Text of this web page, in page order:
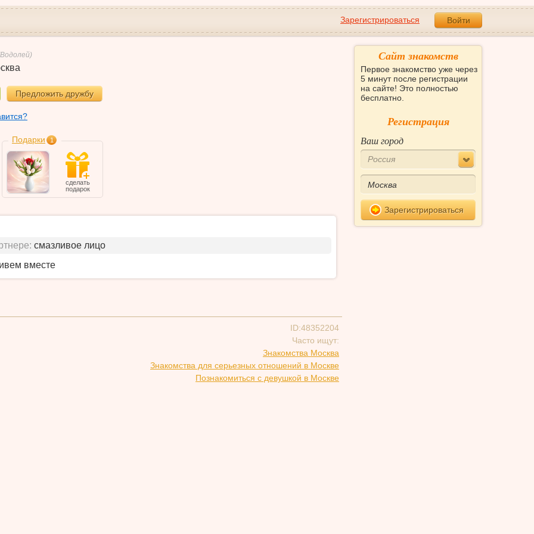
Зарегистрироваться Войти
Предложить дружбу
Подарки 1
сделать
подарок
смазливое лицо
вместе
ID:48352204
Часто ищут:
Знакомства Москва
Знакомства для серьезных отношений в Москве
Познакомиться с девушкой в Москве
Сайт знакомств
Первое знакомство уже через
5 минут после регистрации
на сайте! Это полностью
бесплатно.
Регистрация
Ваш город
Россия
Зарегистрироваться